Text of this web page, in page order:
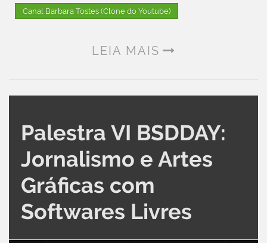
Canal Barbara Tostes (Clone do Youtube)
LEIA MAIS
Palestra VI BSDDAY:
Jornalismo e Artes
Gráficas com
Softwares Livres